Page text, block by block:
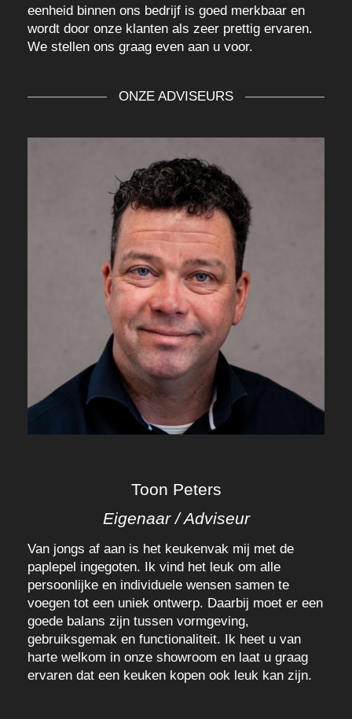
eenheid binnen ons bedrijf is goed merkbaar en
wordt door onze klanten als zeer prettig ervaren.
We stellen ons graag even aan u voor.
ONZE ADVISEURS
Toon Peters
Eigenaar / Adviseur
Van jongs af aan is het keukenvak mij met de
paplepel ingegoten. Ik vind het leuk om alle
persoonlijke en individuele wensen samen te
voegen tot een uniek ontwerp. Daarbij moet er een
goede balans zijn tussen vormgeving,
gebruiksgemak en functionaliteit. Ik heet u van
harte welkom in onze showroom en laat u graag
ervaren dat een keuken kopen ook leuk kan zijn.